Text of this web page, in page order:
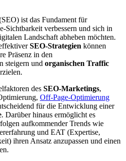
ist das Fundament für
Sichtbarkeit verbessern und sich in
Landschaft abheben möchten.
SEO-Strategien können
Präsenz in den
steigern und organischen Traffic
des SEO-Marketings,
Off-Page-Optimierung
für die Entwicklung einer
. Darüber hinaus ermöglicht es
aufkommender Trends wie
und EAT (Expertise,
ihren Ansatz anzupassen und einen